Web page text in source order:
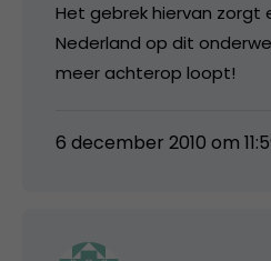
Het gebrek hiervan zorgt
Nederland op dit
meer achterop loopt!
6 december 2010 om